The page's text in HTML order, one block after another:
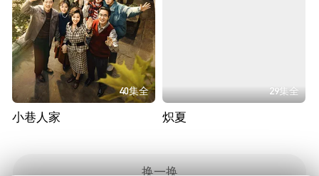
40集全
小巷人家
29集全
炽夏
换一换